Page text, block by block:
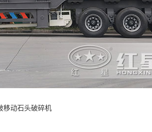
移动石头破碎机